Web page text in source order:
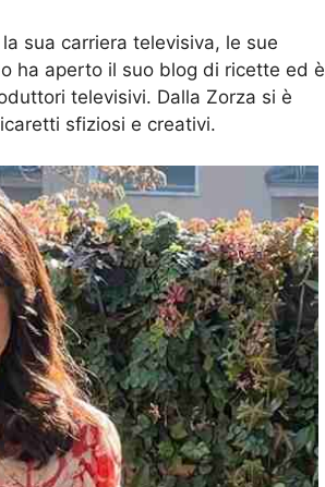
sua carriera televisiva, le sue
ha aperto il suo blog di ricette ed è
televisivi. Dalla Zorza si è
sfiziosi e creativi.